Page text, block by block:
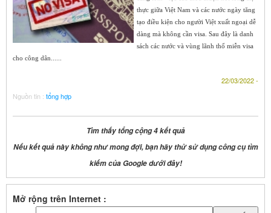
thực giữa Việt Nam và các nước ngày tăng
tạo điều kiện cho người Việt xuất ngoại dễ
dàng mà không cần visa. Sau đây là danh
sách các nước và vùng lãnh thổ miễn visa
cho công dân......
22/03/2022 -
Nguồn tin : tổng hợp
Tìm thấy tổng cộng 4 kết quả
Nếu kết quả này không như mong đợi, bạn hãy thử sử dụng công cụ tìm
kiếm của Google dưới đây!
Mở rộng trên Internet :